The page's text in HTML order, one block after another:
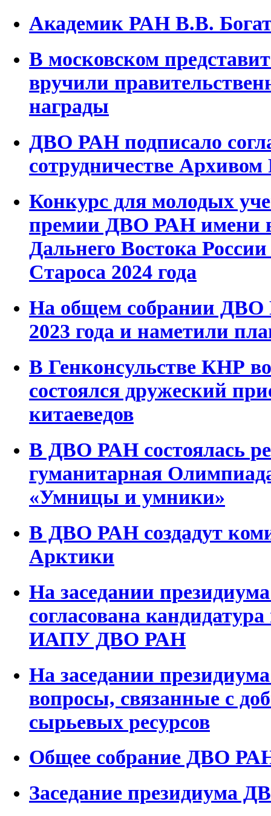
Академик РАН В.В.
В московском
вручили
награды
ДВО РАН подписало
сотрудничестве
Конкурс для молодых
премии ДВО РАН имени
Дальнего Востока
Староса 2024 года
На общем собрании ДВО
2023 года и наметили
В Генконсульстве КНР
состоялся дружеский
китаеведов
В ДВО РАН состоялась
гуманитарная
«Умницы и умники»
В ДВО РАН создадут
Арктики
На заседании
согласована
ИАПУ ДВО РАН
На заседании
вопросы, связанные с
сырьевых ресурсов
Общее собрание ДВО
Заседание президиума